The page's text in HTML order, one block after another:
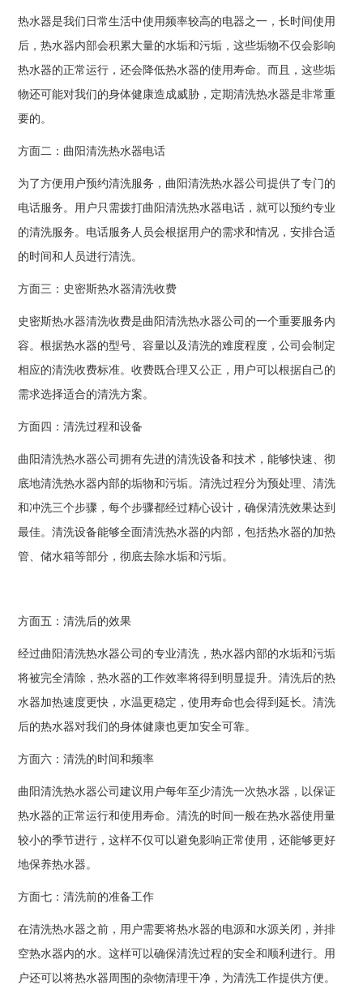
热水器是我们日常生活中使用频率较高的电器之一，长时间使用
后，热水器内部会积累大量的水垢和污垢，这些垢物不仅会影响
热水器的正常运行，还会降低热水器的使用寿命。而且，这些垢
物还可能对我们的身体健康造成威胁，定期清洗热水器是非常重
要的。
方面二：曲阳清洗热水器电话
为了方便用户预约清洗服务，曲阳清洗热水器公司提供了专门的
电话服务。用户只需拨打曲阳清洗热水器电话，就可以预约专业
的清洗服务。电话服务人员会根据用户的需求和情况，安排合适
的时间和人员进行清洗。
方面三：史密斯热水器清洗收费
史密斯热水器清洗收费是曲阳清洗热水器公司的一个重要服务内
容。根据热水器的型号、容量以及清洗的难度程度，公司会制定
相应的清洗收费标准。收费既合理又公正，用户可以根据自己的
需求选择适合的清洗方案。
方面四：清洗过程和设备
曲阳清洗热水器公司拥有先进的清洗设备和技术，能够快速、彻
底地清洗热水器内部的垢物和污垢。清洗过程分为预处理、清洗
和冲洗三个步骤，每个步骤都经过精心设计，确保清洗效果达到
最佳。清洗设备能够全面清洗热水器的内部，包括热水器的加热
管、储水箱等部分，彻底去除水垢和污垢。
方面五：清洗后的效果
经过曲阳清洗热水器公司的专业清洗，热水器内部的水垢和污垢
将被完全清除，热水器的工作效率将得到明显提升。清洗后的热
水器加热速度更快，水温更稳定，使用寿命也会得到延长。清洗
后的热水器对我们的身体健康也更加安全可靠。
方面六：清洗的时间和频率
曲阳清洗热水器公司建议用户每年至少清洗一次热水器，以保证
热水器的正常运行和使用寿命。清洗的时间一般在热水器使用量
较小的季节进行，这样不仅可以避免影响正常使用，还能够更好
地保养热水器。
方面七：清洗前的准备工作
在清洗热水器之前，用户需要将热水器的电源和水源关闭，并排
空热水器内的水。这样可以确保清洗过程的安全和顺利进行。用
户还可以将热水器周围的杂物清理干净，为清洗工作提供方便。